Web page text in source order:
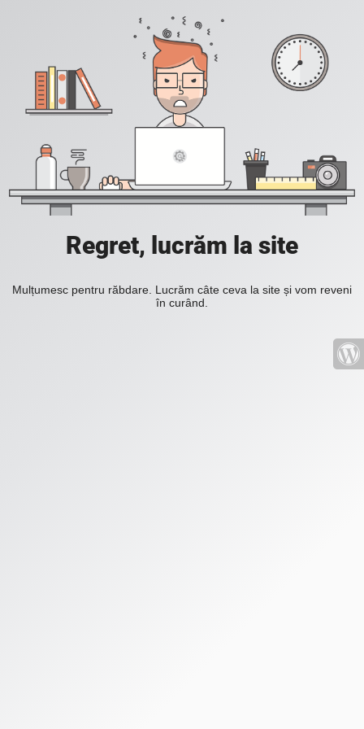
Regret, lucrăm la site
Mulțumesc pentru răbdare. Lucrăm câte ceva la site și vom reveni
în curând.